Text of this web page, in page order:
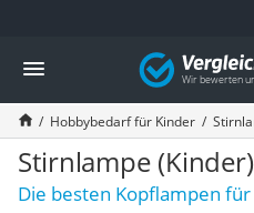
Die beliebtesten Vergleiche nach
Kind & Baby
Babyphone mit 2 Kameras
Walkie-Talkie Kinder
Kindermatratzen
Babywippe
Rollschuhe für Kinder
Vergleich
Hobbybedarf für Kinder
Stirnlampe
Die besten Kopflampen